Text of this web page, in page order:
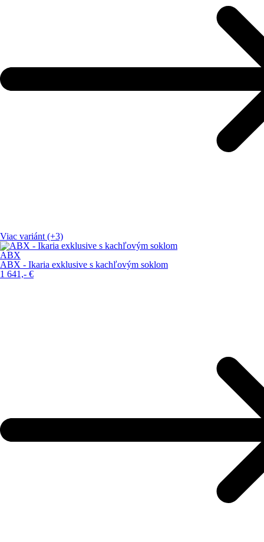
Viac variánt (+3)
ABX
ABX - Ikaria exklusive s kachľovým soklom
1 641,- €